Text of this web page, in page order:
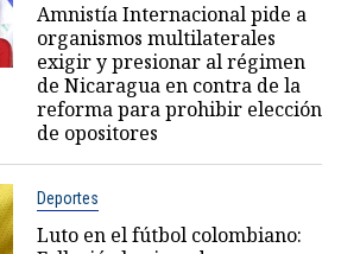
Amnistía Internacional pide a
organismos multilaterales
exigir y presionar al régimen
de Nicaragua en contra de la
reforma para prohibir elección
de opositores
Deportes
Luto en el fútbol colombiano: